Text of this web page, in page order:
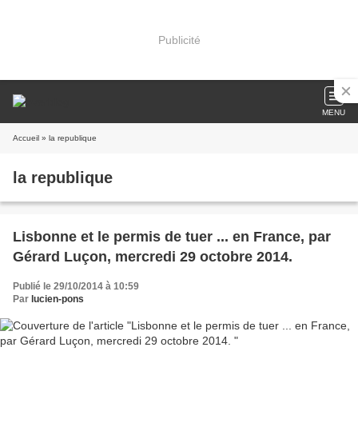
Publicité
MENU
Accueil » la republique
la republique
Lisbonne et le permis de tuer ... en France, par
Gérard Luçon, mercredi 29 octobre 2014.
Publié le 29/10/2014 à 10:59
Par lucien-pons